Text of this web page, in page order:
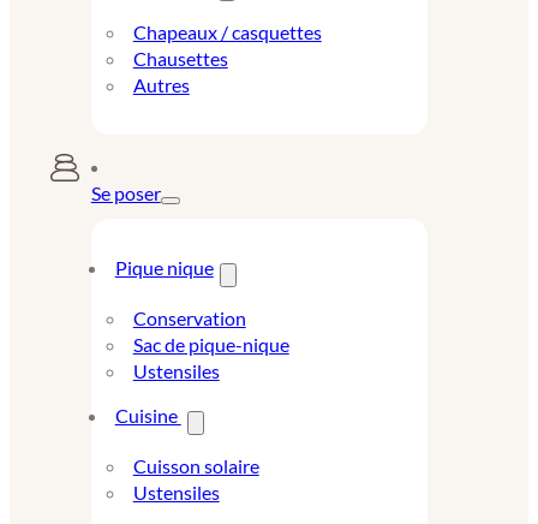
Chapeaux / casquettes
Chausettes
Autres
Se poser
Pique nique
Conservation
Sac de pique-nique
Ustensiles
Cuisine
Cuisson solaire
Ustensiles